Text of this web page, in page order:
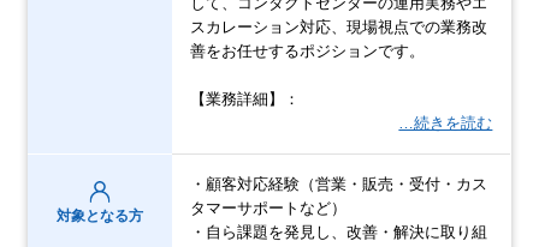
スカレーション対応、現場視点での業務改
善をお任せするポジションです。
【業務詳細】：
…続きを読む
対象となる方
・顧客対応経験（営業・販売・受付・カス
タマーサポートなど）
・自ら課題を発見し、改善・解決に取り組